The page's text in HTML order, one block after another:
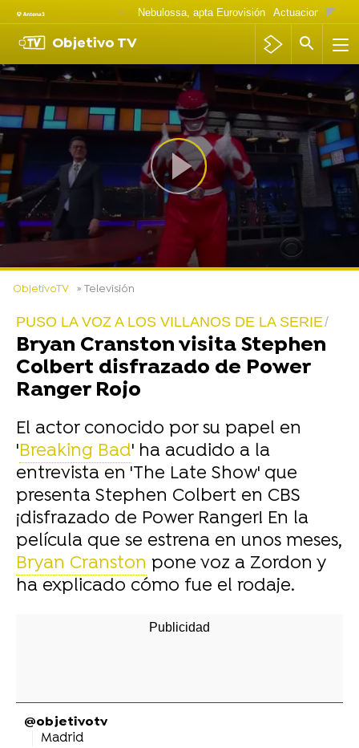
Nebulossa, apta Eurovisión Actuaciones
Objetivo TV
ObjetivoTV » Televisión
PUSO LA VOZ A LOS VILLANOS DE LA SERIE
Bryan Cranston visita Stephen
Colbert disfrazado de Power
Ranger Rojo
El actor conocido por su papel en
'Breaking Bad' ha acudido a la
entrevista en 'The Late Show' que
presenta Stephen Colbert en CBS
¡disfrazado de Power Ranger! En la
película que se estrena en unos meses,
Bryan Cranston pone voz a Zordon y
ha explicado cómo fue el rodaje.
@objetivotv
Madrid